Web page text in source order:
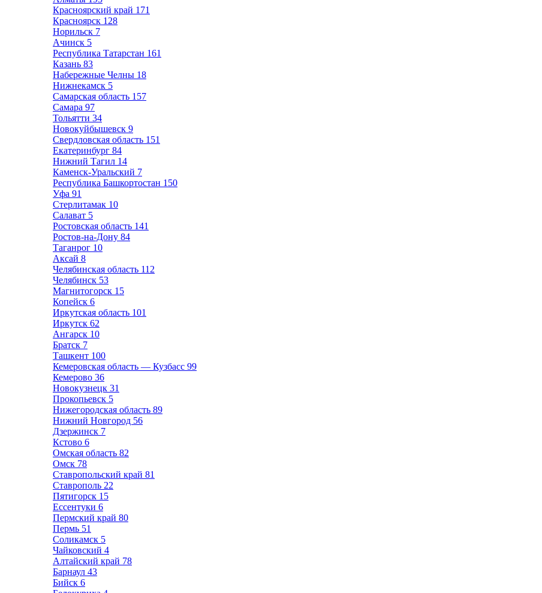
Красноярский край 171
Красноярск 128
Норильск 7
Ачинск 5
Республика Татарстан 161
Казань 83
Набережные Челны 18
Нижнекамск 5
Самарская область 157
Самара 97
Тольятти 34
Новокуйбышевск 9
Свердловская область 151
Екатеринбург 84
Нижний Тагил 14
Каменск-Уральский 7
Республика Башкортостан 150
Уфа 91
Стерлитамак 10
Салават 5
Ростовская область 141
Ростов-на-Дону 84
Таганрог 10
Аксай 8
Челябинская область 112
Челябинск 53
Магнитогорск 15
Копейск 6
Иркутская область 101
Иркутск 62
Ангарск 10
Братск 7
Ташкент 100
Кемеровская область — Кузбасс 99
Кемерово 36
Новокузнецк 31
Прокопьевск 5
Нижегородская область 89
Нижний Новгород 56
Дзержинск 7
Кстово 6
Омская область 82
Омск 78
Ставропольский край 81
Ставрополь 22
Пятигорск 15
Ессентуки 6
Пермский край 80
Пермь 51
Соликамск 5
Чайковский 4
Алтайский край 78
Барнаул 43
Бийск 6